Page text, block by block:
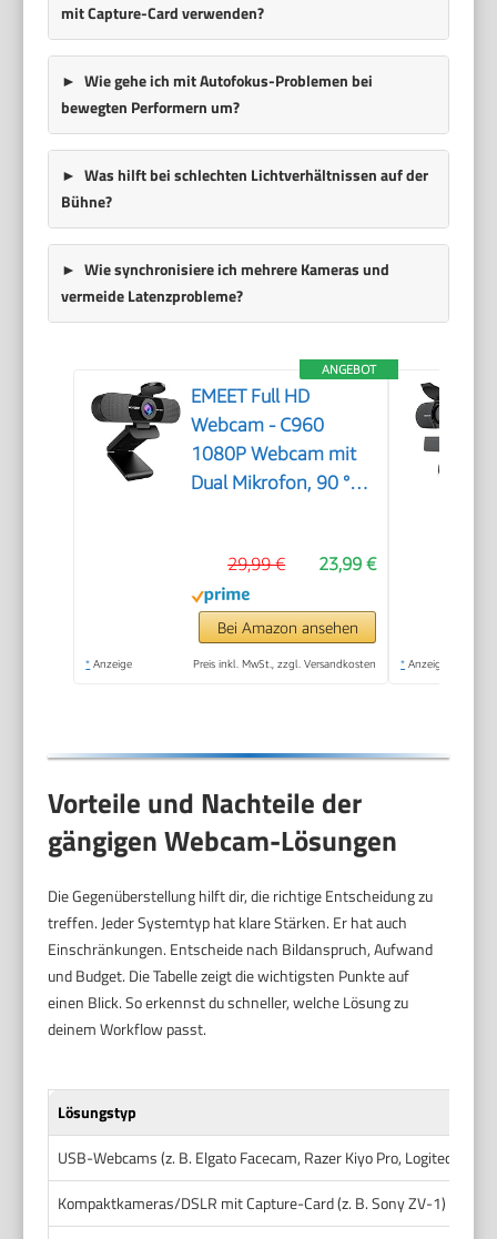
mit Capture-Card verwenden?
Wie gehe ich mit Autofokus-Problemen bei
bewegten Performern um?
Was hilft bei schlechten Lichtverhältnissen auf der
Bühne?
Wie synchronisiere ich mehrere Kameras und
vermeide Latenzprobleme?
ANGEBOT
EMEET Full HD
Webcam - C960
1080P Webcam mit
Dual Mikrofon, 90 °
Lichtkorrektur, Plug &
Play, für Linux, Win10,
Mac OS X, YouTube,
Skype, zum Konferenz
23,99 €
29,99 €
Bei Amazon ansehen
* Anzeige Preis inkl. MwSt., zzgl. Versandkosten * Anzeige
Vorteile und Nachteile der
gängigen Webcam-Lösungen
Die Gegenüberstellung hilft dir, die richtige Entscheidung zu
treffen. Jeder Systemtyp hat klare Stärken. Er hat auch
Einschränkungen. Entscheide nach Bildanspruch, Aufwand
und Budget. Die Tabelle zeigt die wichtigsten Punkte auf
einen Blick. So erkennst du schneller, welche Lösung zu
deinem Workflow passt.
Lösungstyp
USB-Webcams (z. B. Elgato Facecam, Razer Kiyo Pro, Logitech Brio)
Kompaktkameras/DSLR mit Capture-Card (z. B. Sony ZV-1)